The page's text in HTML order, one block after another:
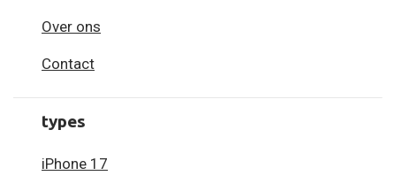
Over ons
Contact
types
iPhone 17